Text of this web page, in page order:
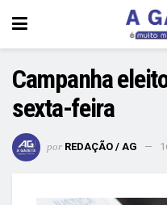
Campanha
sexta-feira
por REDAÇÃO / AG